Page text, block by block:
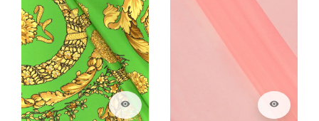
visibility visibility